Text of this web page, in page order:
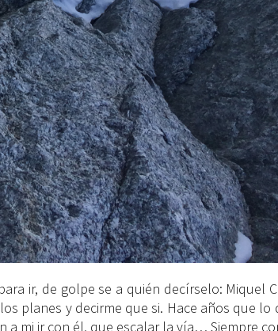
ir, de golpe se a quién decírselo: Miquel
planes y decirme que si. Hace años que lo
a mi ir con él, que escalar la vía… Siempre